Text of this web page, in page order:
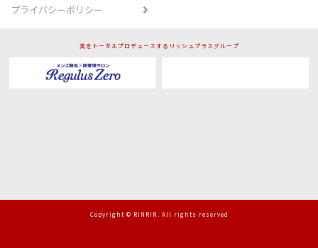
プライバシーポリシー
美をトータルプロデュースするリッシュプラスグループ
Copyright © RINRIN. All rights reserved